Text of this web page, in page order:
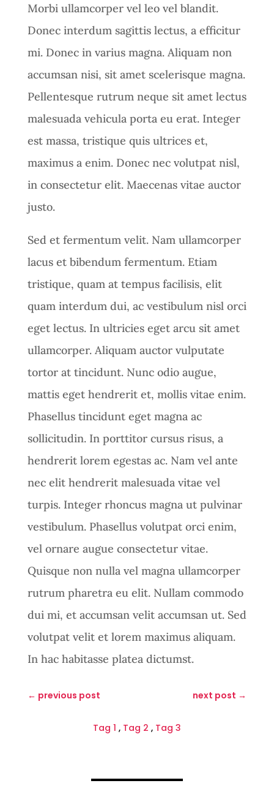
Morbi ullamcorper vel leo vel blandit.
Donec interdum sagittis lectus, a efficitur
mi. Donec in varius magna. Aliquam non
accumsan nisi, sit amet scelerisque magna.
Pellentesque rutrum neque sit amet lectus
malesuada vehicula porta eu erat. Integer
est massa, tristique quis ultrices et,
maximus a enim. Donec nec volutpat nisl,
in consectetur elit. Maecenas vitae auctor
justo.
Sed et fermentum velit. Nam ullamcorper
lacus et bibendum fermentum. Etiam
tristique, quam at tempus facilisis, elit
quam interdum dui, ac vestibulum nisl orci
eget lectus. In ultricies eget arcu sit amet
ullamcorper. Aliquam auctor vulputate
tortor at tincidunt. Nunc odio augue,
mattis eget hendrerit et, mollis vitae enim.
Phasellus tincidunt eget magna ac
sollicitudin. In porttitor cursus risus, a
hendrerit lorem egestas ac. Nam vel ante
nec elit hendrerit malesuada vitae vel
turpis. Integer rhoncus magna ut pulvinar
vestibulum. Phasellus volutpat orci enim,
vel ornare augue consectetur vitae.
Quisque non nulla vel magna ullamcorper
rutrum pharetra eu elit. Nullam commodo
dui mi, et accumsan velit accumsan ut. Sed
volutpat velit et lorem maximus aliquam.
In hac habitasse platea dictumst.
← previous post next post →
Tag 1 , Tag 2 , Tag 3